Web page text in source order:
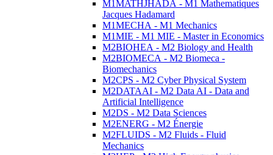
M1MATHJHADA - M1 Mathematiques
Jacques Hadamard
M1MECHA - M1 Mechanics
M1MIE - M1 MIE - Master in Economics
M2BIOHEA - M2 Biology and Health
M2BIOMECA - M2 Biomeca -
Biomechanics
M2CPS - M2 Cyber Physical System
M2DATAAI - M2 Data AI - Data and
Artificial Intelligence
M2DS - M2 Data Sciences
M2ENERG - M2 Énergie
M2FLUIDS - M2 Fluids - Fluid
Mechanics